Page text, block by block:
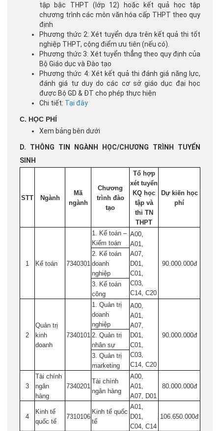
tập bậc THPT (lớp 12) hoặc kết quả học tập
chương trình các môn văn hóa cấp THPT theo quy
định
Phương thức 2: Xét tuyển dựa trên kết quả thi tốt
nghiệp THPT, cộng điểm ưu tiên (nếu có).
Phương thức 3: Xét tuyển thẳng theo quy định của
Bộ Giáo dục và Đào tạo
Phương thức 4: Xét kết quả thi đánh giá năng lực,
đánh giá tư duy do các cơ sở giáo dục đại học
được Bộ GD & ĐT cho phép thực hiện
Chi tiết: Tại đây
C. HỌC PHÍ
Xem bảng bên dưới
D. THÔNG TIN NGÀNH HỌC/CHƯƠNG TRÌNH TUYỂN
SINH
STT Ngành
Mã
ngành
Chương
trình đào
tạo
Tổ hợp
xét tuyển
KQ học
tập và
thi TN
THPT
Dự kiến học
phí
1 Kế toán 7340301
1. Kế toán –
Kiểm toán
A00,
A01,
A07,
D01,
C01,
C03,
C14, C20
90.000.000đ
2. Kế toán
doanh
nghiệp
3. Kế toán
công
2
Quản trị
kinh
doanh
7340101
1. Quản trị
doanh
nghiệp
A00,
A01,
A07,
D01,
C01,
C03,
C14, C20
90.000.000đ
2. Quản trị
nhân sự
3. Quản trị
marketing
3
Tài chính
ngân
hàng
7340201
Tài chính
ngân hàng
A00,
A01,
A07, D01
80.000.000đ
4
Kinh tế
quốc tế
7310106
Kinh tế quốc
tế
A01,
D01,
C04, C14
106.650.000đ